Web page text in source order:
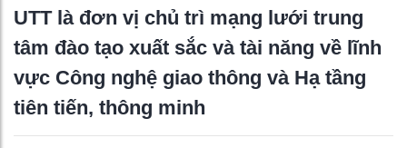
UTT là đơn vị chủ trì mạng lưới trung
tâm đào tạo xuất sắc và tài năng về lĩnh
vực Công nghệ giao thông và Hạ tầng
tiên tiến, thông minh